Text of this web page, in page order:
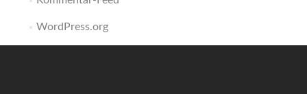
WordPress.org